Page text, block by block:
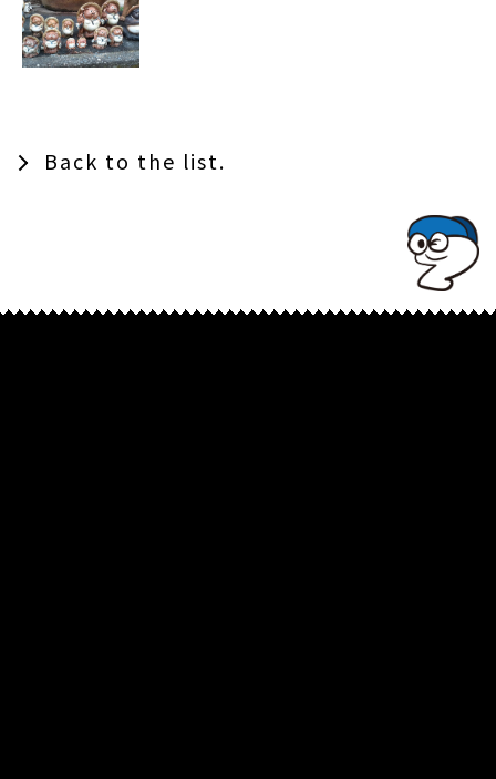
Back to the list.